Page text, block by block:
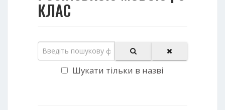
КЛАС
Шукати тільки в назві